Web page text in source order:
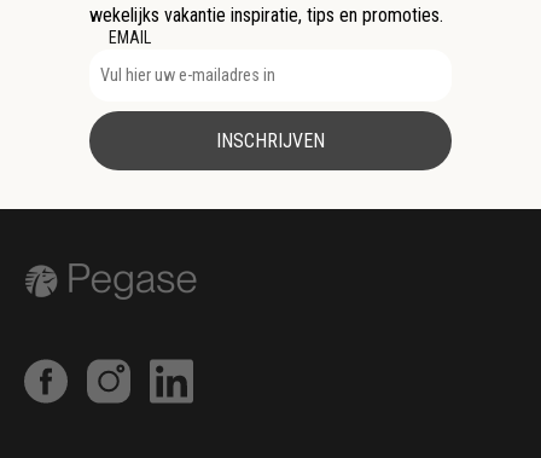
wekelijks vakantie inspiratie, tips en promoties.
EMAIL
INSCHRIJVEN